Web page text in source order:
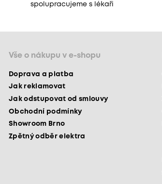
spolupracujeme s lékaři
Vše o nákupu v e-shopu
Doprava a platba
Jak reklamovat
Jak odstupovat od smlouvy
Obchodní podmínky
Showroom Brno
Zpětný odběr elektra